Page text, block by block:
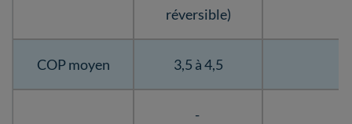
réversible)
COP moyen 3,5 à 4,5
-